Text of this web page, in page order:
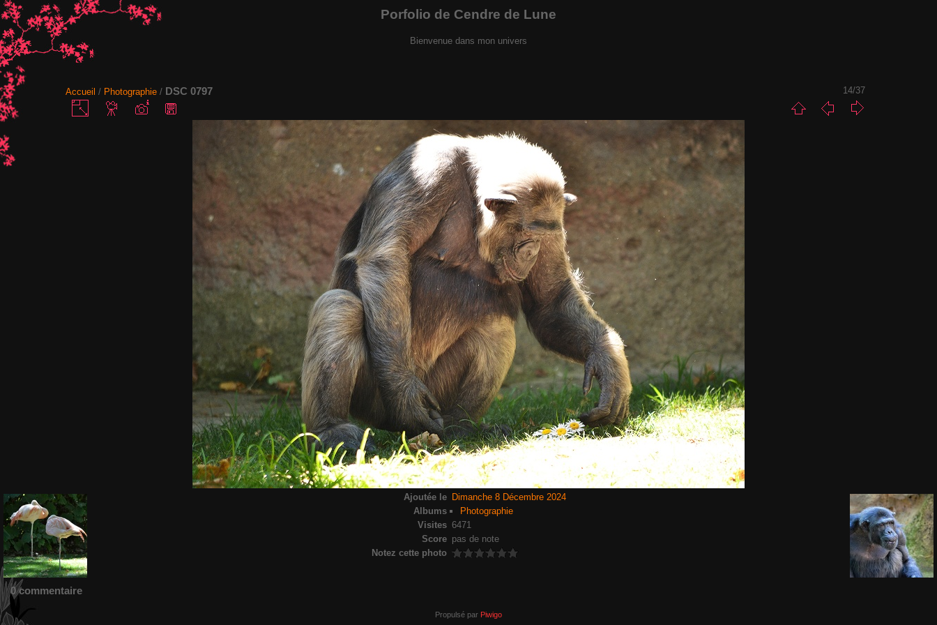
Porfolio de Cendre de Lune
Bienvenue dans mon univers
Accueil / Photographie / DSC 0797 14/37
Ajoutée le Dimanche 8 Décembre 2024
Albums
Photographie
Visites 6471
Score pas de note
Notez cette photo
0 commentaire
Propulsé par Piwigo